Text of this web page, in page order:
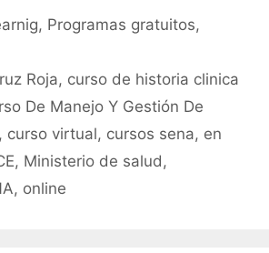
at
A
p
p
m
ar
tir
, Programas gratuitos,
Roja, curso de historia clinica
De Manejo Y Gestión De
, curso virtual, cursos sena, en
, Ministerio de salud,
, online